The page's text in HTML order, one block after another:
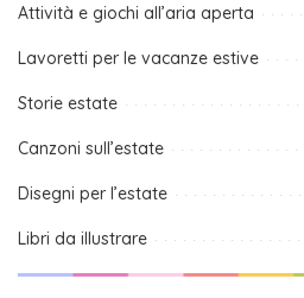
Attività e giochi all’aria aperta
Lavoretti per le vacanze estive
Storie estate
Canzoni sull’estate
Disegni per l’estate
Libri da illustrare